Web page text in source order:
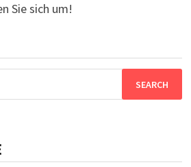
Sie sich um!